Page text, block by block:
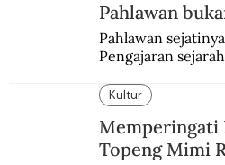
Pahlawan
Pahlawan
Pengajaran
Kultur
Memperingati
Topeng Mimi